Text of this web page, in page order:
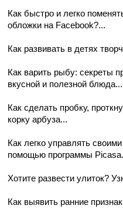
Как быстро и легко
обложки на Facebook?...
Как развивать в детях
Как варить рыбу: секреты
вкусной и полезной блюда...
Как сделать пробку,
корку арбуза...
Как легко управлять
помощью программы
Хотите развести улиток?
Как выявить ранние